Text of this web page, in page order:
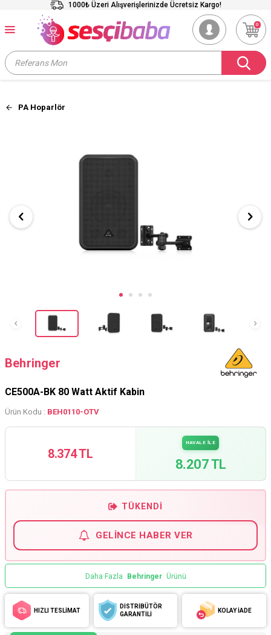
1000₺ Üzeri Alışverişlerinizde Ücretsiz Kargo!
0
PA Hoparlör
Behringer
CE500A-BK 80 Watt Aktif Kabin
Ürün Kodu : BEH0110-OTV
8.374 TL
HAVALE İLE
8.207 TL
TÜKENDI
GELINCE HABER VER
Daha Fazla Behringer Ürünü
HIZLI TESLİMAT
DİSTRİBÜTÖR
GARANTİLİ
KOLAY İADE